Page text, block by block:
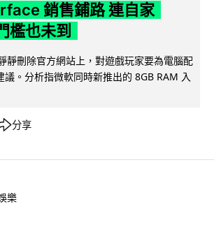
銷售鋪路 連自家
檻也未到
靜刪除官方網站上，對遊戲玩家要為電腦配
議。分析指微軟同時新推出的 8GB RAM 入
分享
樂